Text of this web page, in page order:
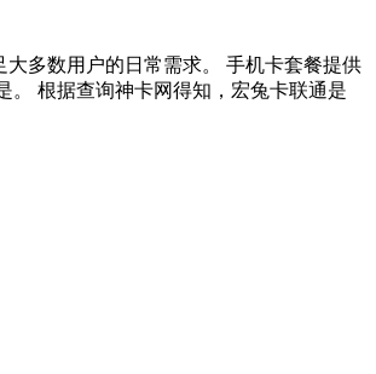
大多数用户的日常需求。 手机卡套餐提供
。 根据查询神卡网得知，宏兔卡联通是